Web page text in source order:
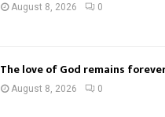
August 8, 2026 0
The love of God remains
August 8, 2026 0